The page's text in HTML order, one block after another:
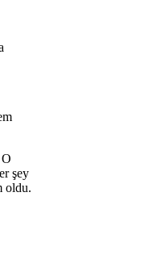
şey
oldu.